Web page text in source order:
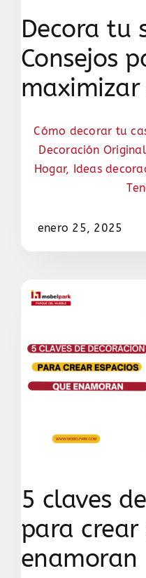
Decora tu
Consejos
maximizar
Cómo decorar tu
Decoración Original
Hogar, Ideas
enero 25, 2025
5 claves
para crear
enamoran